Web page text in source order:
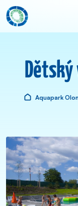
Dětský
Aquapark